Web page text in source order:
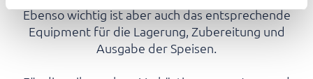
Ebenso wichtig ist aber auch das entsprechende
Equipment für die Lagerung, Zubereitung und
Ausgabe der Speisen.